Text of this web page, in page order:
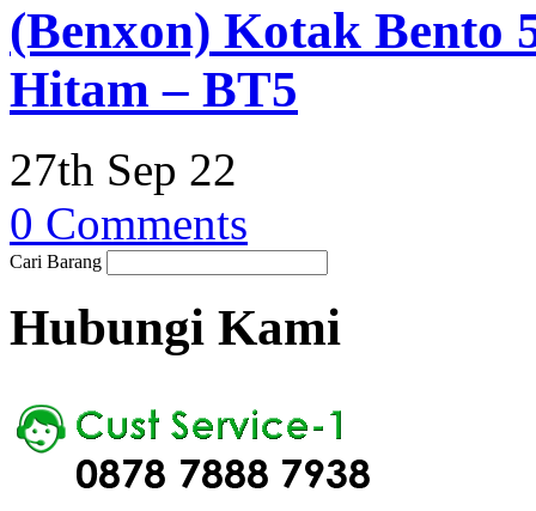
(Benxon) Kotak Bento
Hitam – BT5
27th Sep 22
0 Comments
Cari Barang
Hubungi Kami